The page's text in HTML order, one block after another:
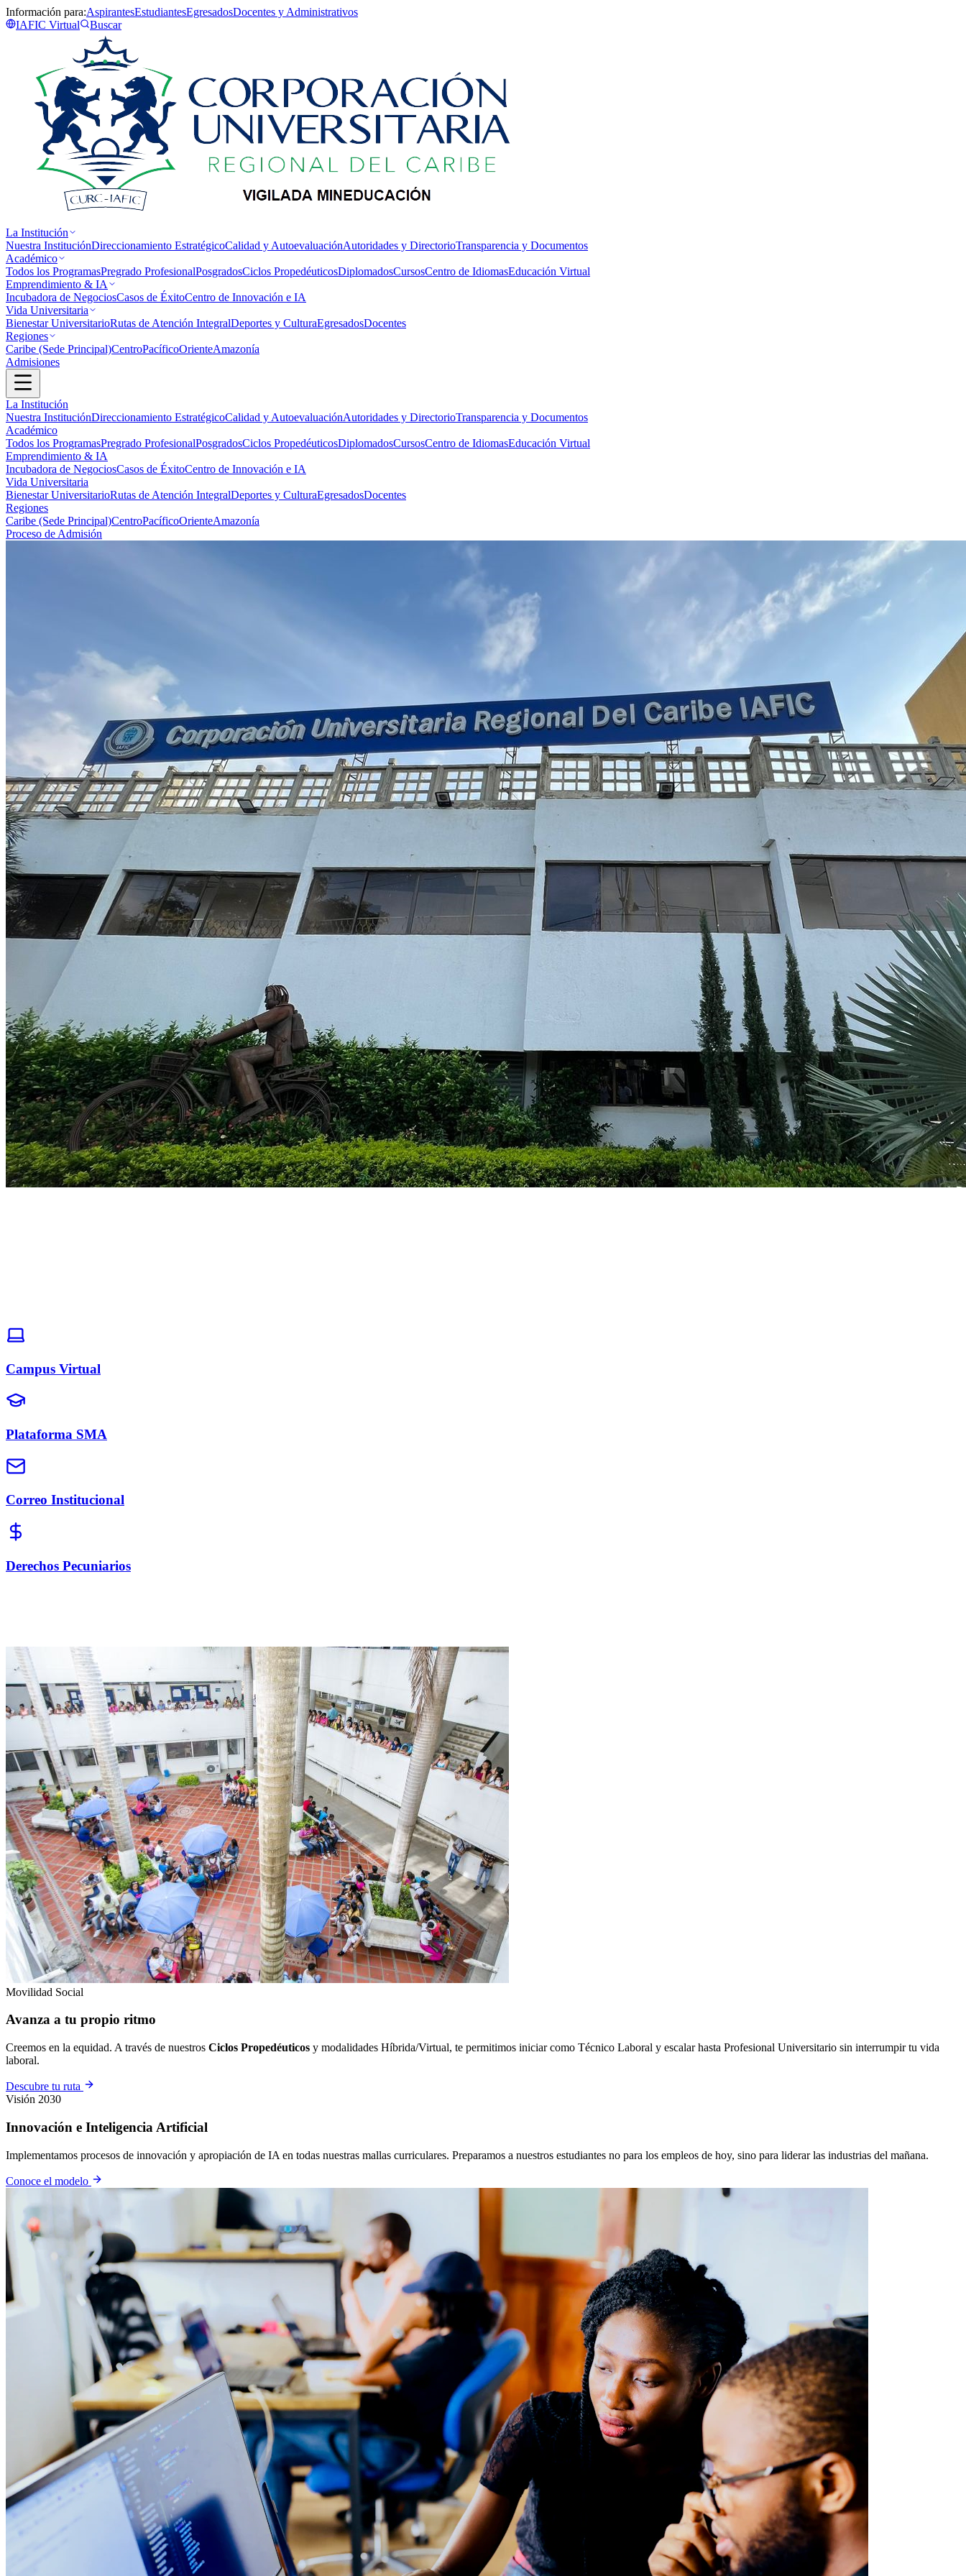
Información para:AspirantesEstudiantesEgresadosDocentes y Administrativos
IAFIC Virtual
Buscar
La Institución
Nuestra InstituciónDireccionamiento EstratégicoCalidad y AutoevaluaciónAutoridades y DirectorioTransparencia y Documentos
Académico
Todos los ProgramasPregrado ProfesionalPosgradosCiclos PropedéuticosDiplomadosCursosCentro de IdiomasEducación Virtual
Emprendimiento & IA
Incubadora de NegociosCasos de ÉxitoCentro de Innovación e IA
Vida Universitaria
Bienestar UniversitarioRutas de Atención IntegralDeportes y CulturaEgresadosDocentes
Regiones
Caribe (Sede Principal)CentroPacíficoOrienteAmazonía
Admisiones
La Institución
Nuestra InstituciónDireccionamiento EstratégicoCalidad y AutoevaluaciónAutoridades y DirectorioTransparencia y Documentos
Académico
Todos los ProgramasPregrado ProfesionalPosgradosCiclos PropedéuticosDiplomadosCursosCentro de IdiomasEducación Virtual
Emprendimiento & IA
Incubadora de NegociosCasos de ÉxitoCentro de Innovación e IA
Vida Universitaria
Bienestar UniversitarioRutas de Atención IntegralDeportes y CulturaEgresadosDocentes
Regiones
Caribe (Sede Principal)CentroPacíficoOrienteAmazonía
Proceso de Admisión
Campus Virtual
Plataforma SMA
Correo Institucional
Derechos Pecuniarios
Movilidad Social
Avanza a tu propio ritmo
Creemos en la equidad. A través de nuestros Ciclos Propedéuticos y modalidades Híbrida/Virtual, te permitimos iniciar como Técnico Laboral y escalar hasta Profesional Universitario sin interrumpir tu vida
laboral.
Descubre tu ruta
Visión 2030
Innovación e Inteligencia Artificial
Implementamos procesos de innovación y apropiación de IA en todas nuestras mallas curriculares. Preparamos a nuestros estudiantes no para los empleos de hoy, sino para liderar las industrias del mañana.
Conoce el modelo